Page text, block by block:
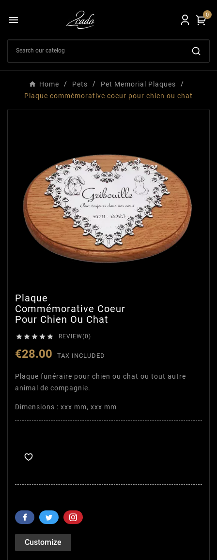
 0
Home Pets
Pet Memorial Plaques
Plaque commémorative coeur pour chien ou chat
Plaque
Commémorative Coeur
Pour Chien Ou Chat
     REVIEW(0)
€28.00 TAX INCLUDED
Plaque funéraire pour chien ou chat ou tout autre
animal de compagnie.
Dimensions : xxx mm, xxx mm
Customize